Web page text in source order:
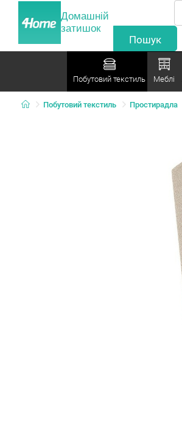
Домашній
затишок
Побутовий текстиль Меблі
Побутовий текстиль Простирадла